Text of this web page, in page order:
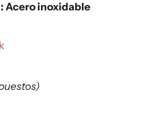
Acero inoxidable